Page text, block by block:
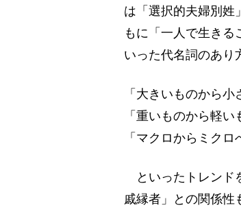
は「選択的夫婦別姓
もに「一人で生きる
いった代名詞のあり
「大きいものから小
「重いものから軽い
「マクロからミクロ
といったトレンド
戚縁者」との関係性